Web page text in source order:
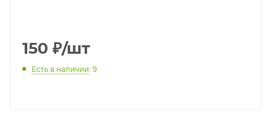
150 ₽/шт
Есть в наличии: 9